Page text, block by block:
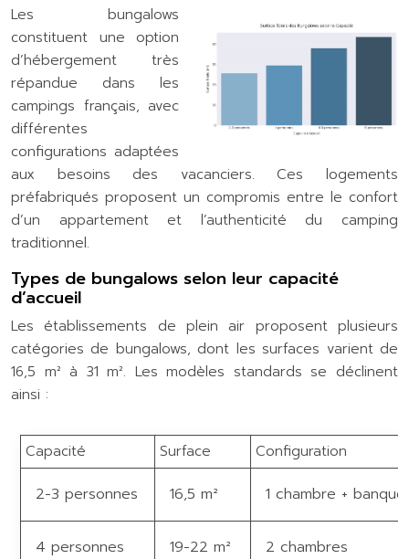
Les bungalows
constituent une option
d’hébergement très
répandue dans les
campings français, avec
différentes
configurations adaptées
aux besoins des vacanciers. Ces logements
préfabriqués proposent un compromis entre le confort
d’un appartement et l’authenticité du camping
traditionnel.
Types de bungalows selon leur capacité
d’accueil
Les établissements de plein air proposent plusieurs
catégories de bungalows, dont les surfaces varient de
16,5 m² à 31 m². Les modèles standards se déclinent
ainsi :
Capacité Surface Configuration
2-3 personnes 16,5 m² 1 chambre +
4 personnes 19-22 m² 2 chambres